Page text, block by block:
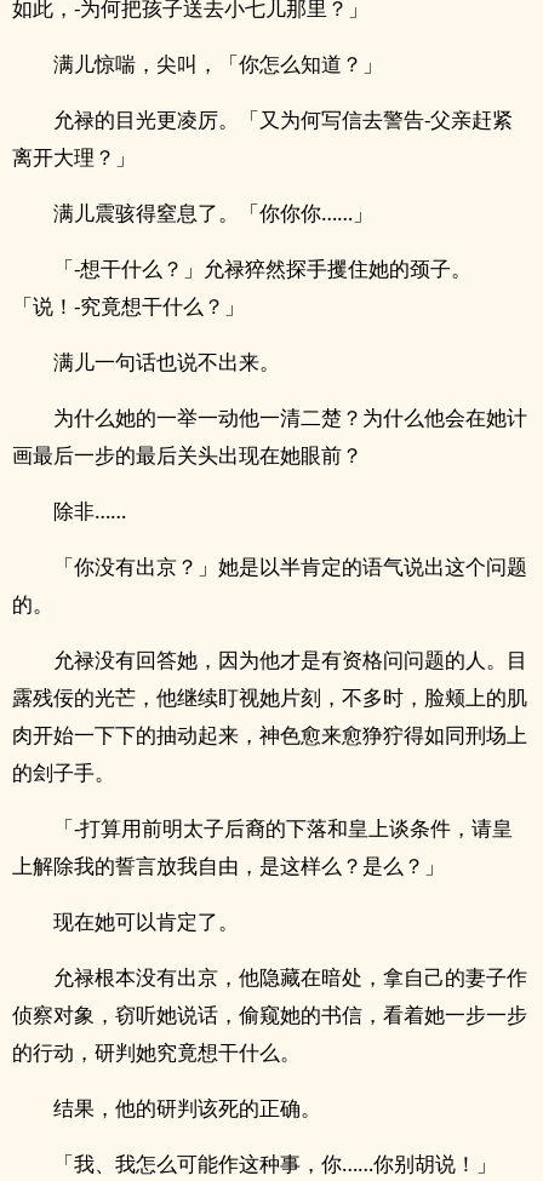
如此，-为何把孩子送去小七儿那里？」
满儿惊喘，尖叫，「你怎么知道？」
允禄的目光更凌厉。「又为何写信去警告-父亲赶紧
离开大理？」
满儿震骇得窒息了。「你你你……」
「-想干什么？」允禄猝然探手攫住她的颈子。
「说！-究竟想干什么？」
满儿一句话也说不出来。
为什么她的一举一动他一清二楚？为什么他会在她计
画最后一步的最后关头出现在她眼前？
除非……
「你没有出京？」她是以半肯定的语气说出这个问题
的。
允禄没有回答她，因为他才是有资格问问题的人。目
露残佞的光芒，他继续盯视她片刻，不多时，脸颊上的肌
肉开始一下下的抽动起来，神色愈来愈狰狞得如同刑场上
的刽子手。
「-打算用前明太子后裔的下落和皇上谈条件，请皇
上解除我的誓言放我自由，是这样么？是么？」
现在她可以肯定了。
允禄根本没有出京，他隐藏在暗处，拿自己的妻子作
侦察对象，窃听她说话，偷窥她的书信，看着她一步一步
的行动，研判她究竟想干什么。
结果，他的研判该死的正确。
「我、我怎么可能作这种事，你……你别胡说！」